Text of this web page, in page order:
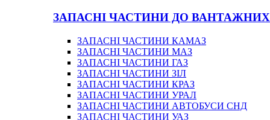
ЗАПАСНІ ЧАСТИНИ ДО
ЗАПАСНІ ЧАСТИНИ КАМАЗ
ЗАПАСНІ ЧАСТИНИ МАЗ
ЗАПАСНІ ЧАСТИНИ ГАЗ
ЗАПАСНІ ЧАСТИНИ ЗІЛ
ЗАПАСНІ ЧАСТИНИ КРАЗ
ЗАПАСНІ ЧАСТИНИ УРАЛ
ЗАПАСНІ ЧАСТИНИ АВТОБУСИ СНД
ЗАПАСНІ ЧАСТИНИ УАЗ